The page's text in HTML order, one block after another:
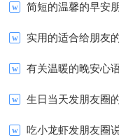
简短的温馨的早安
实用的适合给朋友
有关温暖的晚安心
生日当天发朋友圈
吃小龙虾发朋友圈